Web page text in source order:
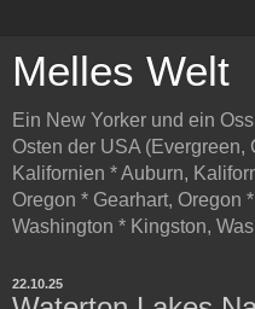
Melles Welt
Ein New Yorker und ein
Osten der USA (Evergreen,
Kalifornien * Auburn,
Oregon * Gearhart, Oregon
Washington * Kingston,
22.10.25